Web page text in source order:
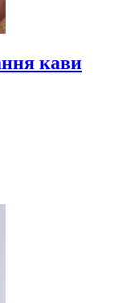
кави